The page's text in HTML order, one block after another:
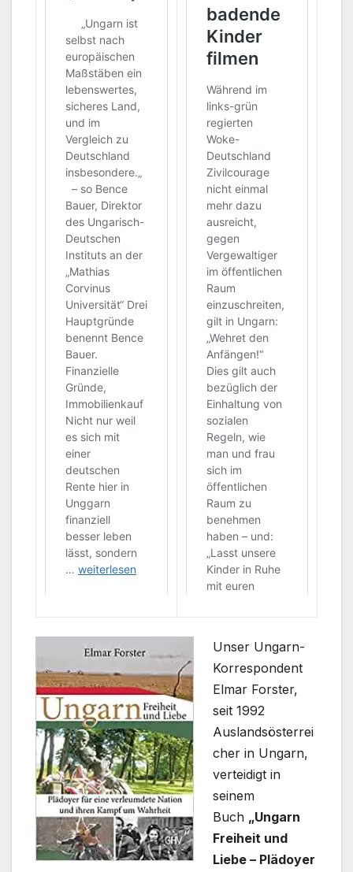
Unser Ungarn-
Korrespondent
Elmar Forster,
seit 1992
Auslandsösterrei
cher in Ungarn,
verteidigt in
seinem
Buch „Ungarn
Freiheit und
Liebe – Plädoyer